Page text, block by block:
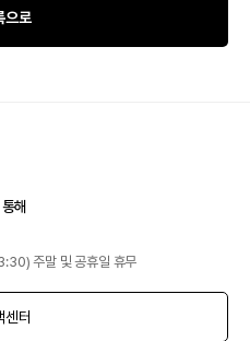
으로
해
주말 및 공휴일 휴무
센터